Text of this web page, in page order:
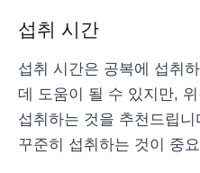
섭취 시간
섭취 시간은 공복에 섭취
데 도움이 될 수 있지만,
섭취하는 것을 추천드립
꾸준히 섭취하는 것이 중